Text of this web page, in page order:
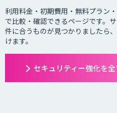
利用料金・初期費用・無料プラン
で比較・確認できるページです。
件に合うものが見つかりましたら
けます。
セキュリティー強化を